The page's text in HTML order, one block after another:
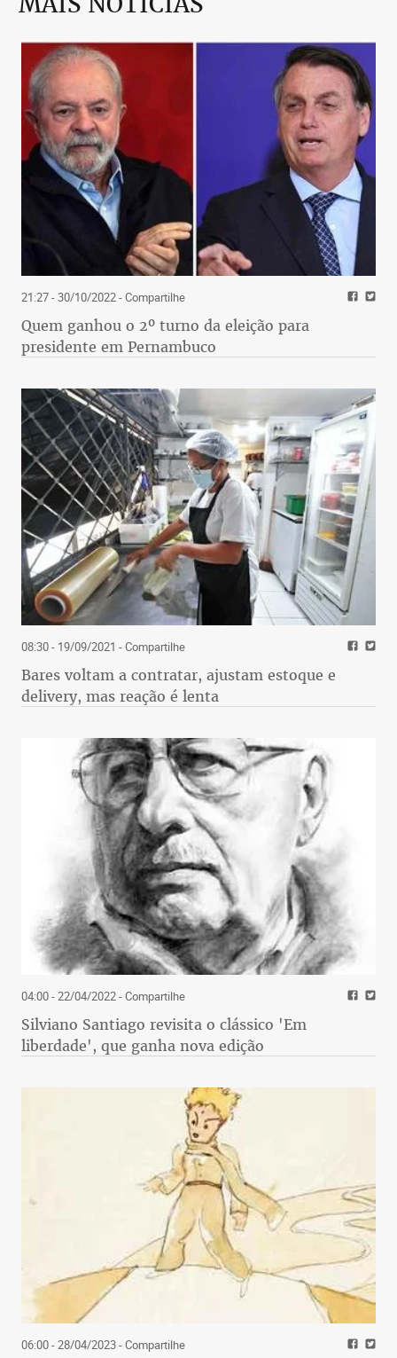
21:27 - 30/10/2022- Compartilhe
Quem ganhou o 2º turno da eleição para
presidente em Pernambuco
08:30 - 19/09/2021 - Compartilhe
Bares voltam a contratar, ajustam estoque e
delivery, mas reação é lenta
04:00 - 22/04/2022- Compartilhe
Silviano Santiago revisita o clássico 'Em
liberdade', que ganha nova edição
06:00 - 28/04/2023- Compartilhe